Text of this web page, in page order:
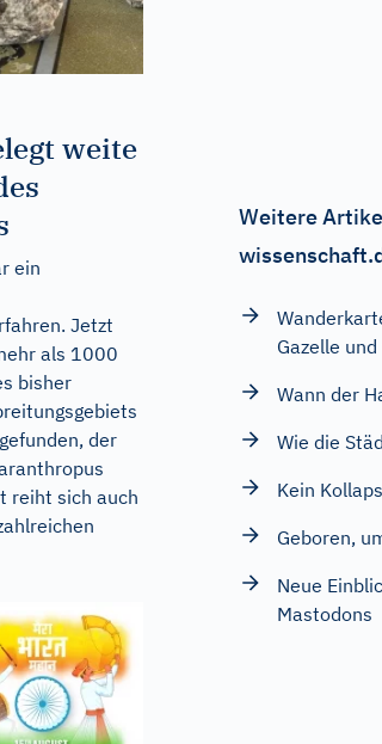
weite
ein
Jetzt
als 1000
bisher
der
reiht sich auch
Weitere
Gazelle
Wann der
Wie die
Kein
Geboren,
Neue
Mastodons